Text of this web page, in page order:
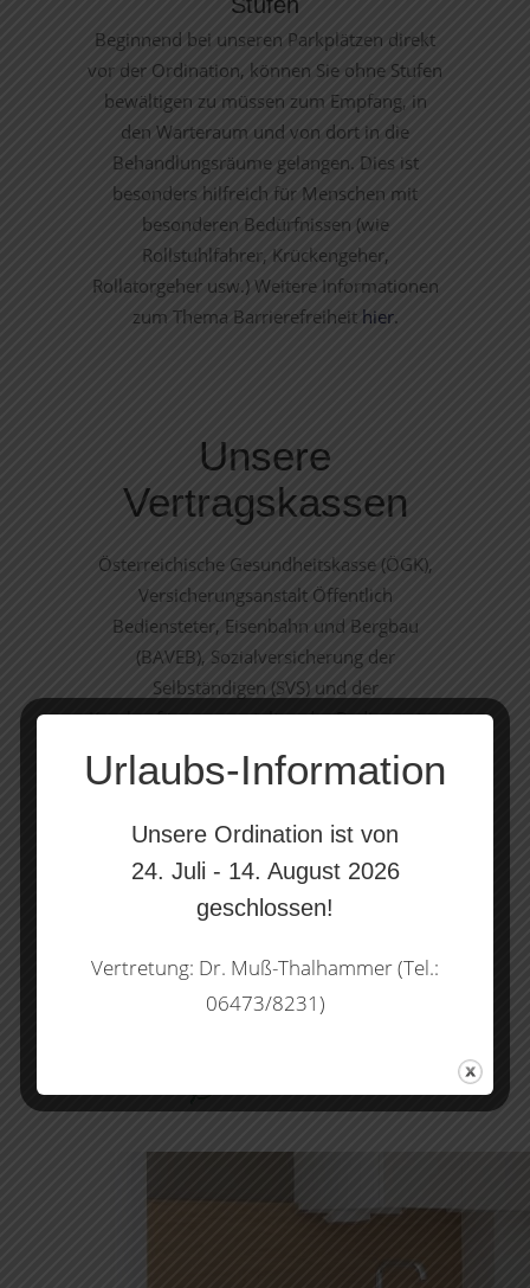
Beginnend bei unseren Parkplätzen direkt
vor der Ordination, können Sie ohne Stufen
bewältigen zu müssen zum Empfang, in
den Warteraum und von dort in die
Behandlungsräume gelangen. Dies ist
besonders hilfreich für Menschen mit
besonderen Bedürfnissen (wie
Rollstuhlfahrer, Krückengeher,
Rollatorgeher usw.) Weitere Informationen
zum Thema Barrierefreiheit hier.
Unsere
Vertragskassen
Österreichische Gesundheitskasse (ÖGK),
Versicherungsanstalt Öffentlich
Bediensteter, Eisenbahn und Bergbau
(BAVEB), Sozialversicherung der
Selbständigen (SVS) und der
Krankenfürsorgeanstalten der Bediensteten
(KFA).
ÖGK | BVAEB| SVS
Urlaubs-Information
Unsere Ordination ist von
24. Juli - 14. August 2026
geschlossen!
Vertretung: Dr. Muß-Thalhammer (Tel.:
06473/8231)